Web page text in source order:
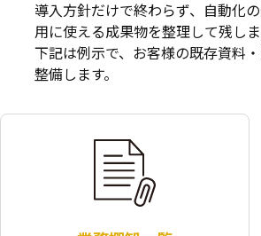
導入方針だけで終わらず、自動化
用に使える成果物を整理して残しま
下記は例示で、お客様の既存資料
整備します。